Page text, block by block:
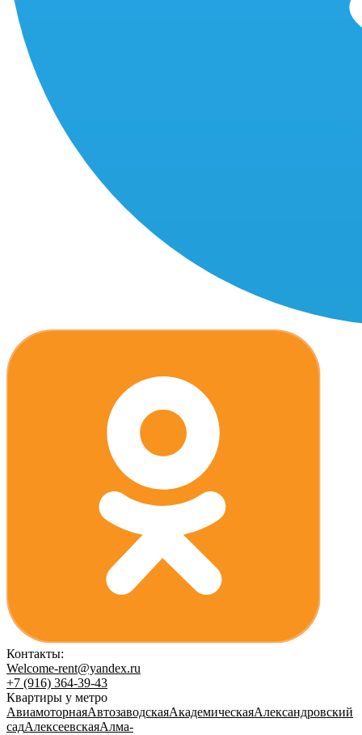
Контакты:
Welcome-rent@yandex.ru
+7 (916) 364-39-43
Квартиры у метро
АвиамоторнаяАвтозаводскаяАкадемическаяАлександровский
садАлексеевскаяАлма-